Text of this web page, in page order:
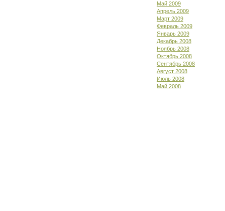
Май 2009
Апрель 2009
Март 2009
Февраль 2009
Январь 2009
Декабрь 2008
Ноябрь 2008
Октябрь 2008
Сентябрь 2008
Август 2008
Июль 2008
Май 2008